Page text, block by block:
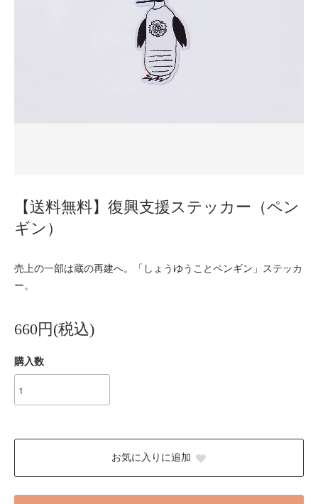
【送料無料】復興支援ステッカー（ペン
ギン）
売上の一部は蔵の再建へ。「しょうゆうことペンギン」ステッカ
ー。
660円(税込)
購入数
お気に入りに追加